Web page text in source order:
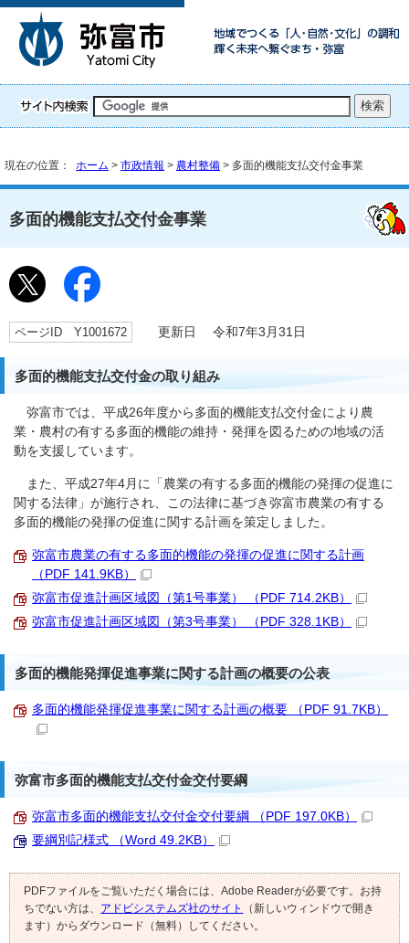
現在の位置： ホーム > 市政情報 > 農村整備 > 多面的機能支払交付金事業
多面的機能支払交付金事業
ページID Y1001672 更新日 令和7年3月31日
多面的機能支払交付金の取り組み
弥富市では、平成26年度から多面的機能支払交付金により農
業・農村の有する多面的機能の維持・発揮を図るための地域の活
動を支援しています。
また、平成27年4月に「農業の有する多面的機能の発揮の促進に
関する法律」が施行され、この法律に基づき弥富市農業の有する
多面的機能の発揮の促進に関する計画を策定しました。
弥富市農業の有する多面的機能の発揮の促進に関する計画
（PDF 141.9KB）
弥富市促進計画区域図（第1号事業） （PDF 714.2KB）
弥富市促進計画区域図（第3号事業） （PDF 328.1KB）
多面的機能発揮促進事業に関する計画の概要の公表
多面的機能発揮促進事業に関する計画の概要 （PDF 91.7KB）
弥富市多面的機能支払交付金交付要綱
弥富市多面的機能支払交付金交付要綱 （PDF 197.0KB）
要綱別記様式 （Word 49.2KB）
PDFファイルをご覧いただく場合には、Adobe Readerが必要です。お持
ちでない方は、 アドビシステムズ社のサイト
（新しいウィンドウで開き
ます）からダウンロード（無料）してください。